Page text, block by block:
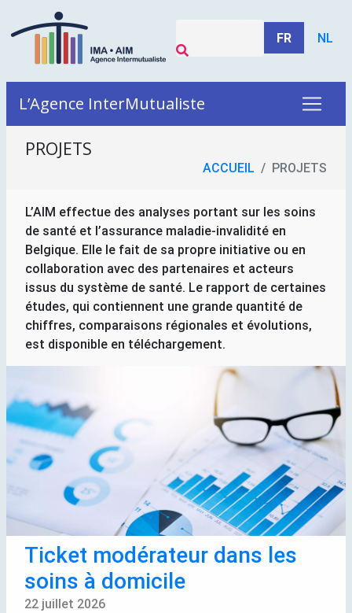
FR NL
L’Agence InterMutualiste
PROJETS
ACCUEIL PROJETS
L’AIM effectue des analyses portant sur les soins
de santé et l’assurance maladie-invalidité en
Belgique. Elle le fait de sa propre initiative ou en
collaboration avec des partenaires et acteurs
issus du système de santé. Le rapport de certaines
études, qui contiennent une grande quantité de
chiffres, comparaisons régionales et évolutions,
est disponible en téléchargement.
Ticket modérateur dans les
soins à domicile
22 juillet 2026